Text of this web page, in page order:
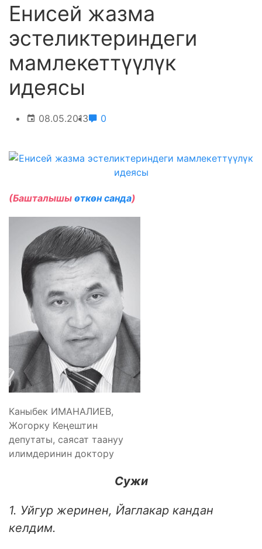
Енисей жазма
эстеликтериндеги
мамлекеттүүлүк
идеясы
08.05.2013 0
(Башталышы өткөн санда)
Каныбек ИМАНАЛИЕВ,
Жогорку Кеңештин
депутаты, саясат таануу
илимдеринин доктору
Сужи
1. Уйгур жеринен, Йаглакар кандан
келдим.